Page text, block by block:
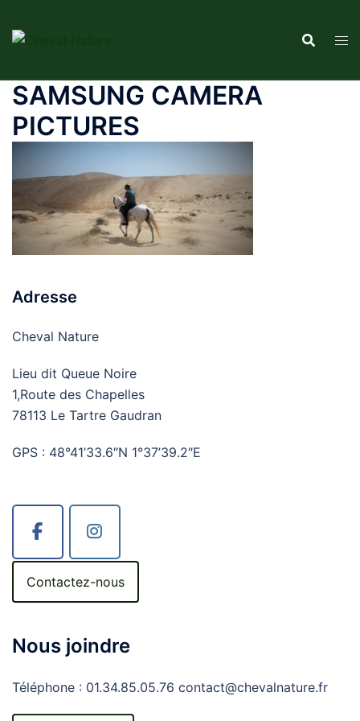
au
SAMSUNG CAMERA
PICTURES
Adresse
Cheval Nature
Lieu dit Queue Noire
1,Route des Chapelles
78113 Le Tartre Gaudran
GPS : 48°41’33.6″N 1°37’39.2″E
Contactez-nous
Nous joindre
Téléphone : 01.34.85.05.76 contact@chevalnature.fr